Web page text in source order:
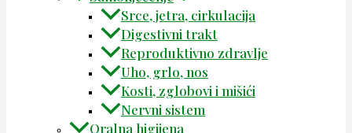
Srce, jetra, cirkulacija
Digestivni trakt
Reproduktivno zdravlje
Uho, grlo, nos
Kosti, zglobovi i mišići
Nervni sistem
Oralna higijena